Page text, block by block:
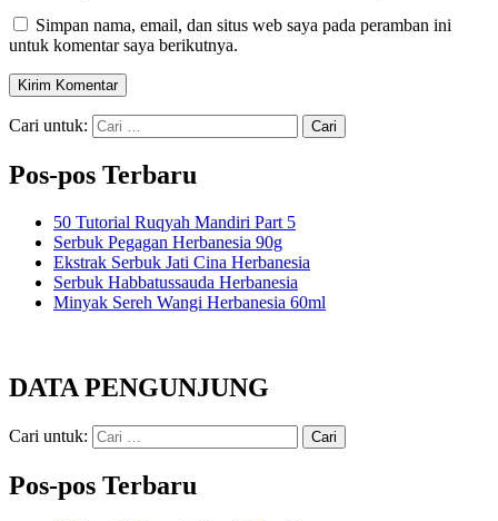
Simpan nama, email, dan situs web saya pada peramban ini
untuk komentar saya berikutnya.
Cari untuk:
Pos-pos Terbaru
50 Tutorial Ruqyah Mandiri Part 5
Serbuk Pegagan Herbanesia 90g
Ekstrak Serbuk Jati Cina Herbanesia
Serbuk Habbatussauda Herbanesia
Minyak Sereh Wangi Herbanesia 60ml
DATA PENGUNJUNG
Cari untuk:
Pos-pos Terbaru